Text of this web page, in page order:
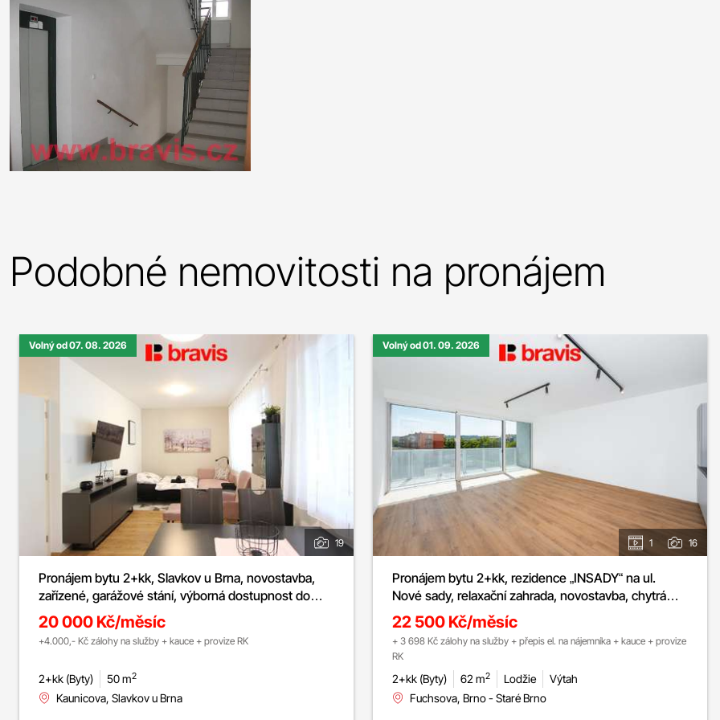
Podobné nemovitosti na pronájem
Volný od 07. 08. 2026
19
Pronájem bytu 2+kk, Slavkov u Brna, novostavba,
zařízené, garážové stání, výborná dostupnost do
Brna, ul. Kaunicova
20 000 Kč/měsíc
+4.000,- Kč zálohy na služby + kauce + provize RK
2+kk (Byty) 50 m2
Kaunicova, Slavkov u Brna
Volný od 01. 09. 2026
1 16
Pronájem bytu 2+kk, rezidence „INSADY“ na ul.
Nové sady, relaxační zahrada, novostavba, chytrá
domácnost, rekuperace, klimatizace, lodžie, sklep
22 500 Kč/měsíc
+ 3 698 Kč zálohy na služby + přepis el. na nájemníka + kauce + provize
RK
2+kk (Byty) 62 m2 Lodžie
Výtah
Fuchsova, Brno - Staré Brno